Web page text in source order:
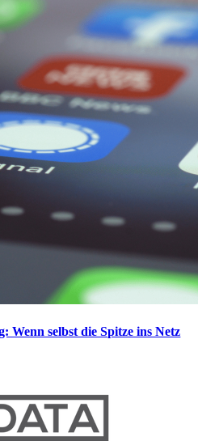
Wenn selbst die Spitze ins Netz